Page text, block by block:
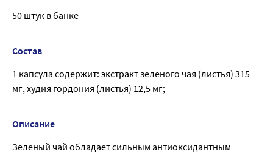
50 штук в банке
Состав
1 капсула содержит: экстракт зеленого чая (листья) 315
мг, худия гордония (листья) 12,5 мг;
Описание
Зеленый чай обладает сильным антиоксидантным